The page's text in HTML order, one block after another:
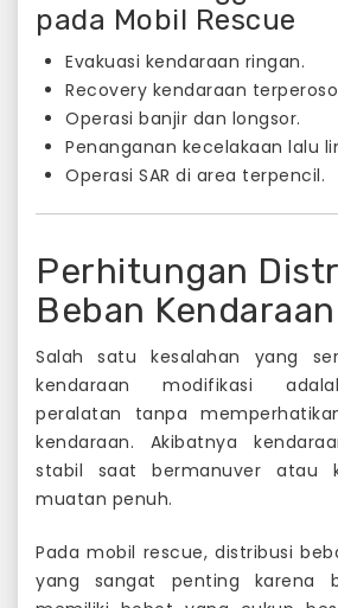
pada Mobil Rescue
Evakuasi kendaraan ringan.
Recovery kendaraan
Operasi banjir dan longsor.
Penanganan kecelakaan lalu
Operasi SAR di area terpencil.
Perhitungan
Beban Kendaraan
Salah satu kesalahan yang
kendaraan modifikasi
peralatan tanpa
kendaraan. Akibatnya
stabil saat bermanuver atau
muatan penuh.
Pada mobil rescue, distribusi
yang sangat penting karena